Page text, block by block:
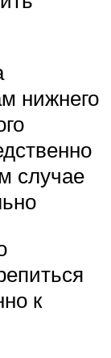
нижнего
случае
к